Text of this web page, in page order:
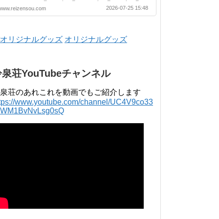
月 2025年 4月 〜 2026年 3月 2024年 4月 〜
2025年 3月 2023年 4月 〜 2024年 3月 2022
年 4月 〜 2023年 3月 2021年 4月 〜 2022年
年 4月 〜 2018年 3月 2016年 4月 〜 2017年
3月 2015年 4月 〜 2016年 3月 2014年 4月 〜
2026-07-25 15:48
オリジナルグッズ
泉荘YouTubeチャンネル
荘のあれこれを動画でもご紹介します
www.youtube.com/channel/UC4V9co33